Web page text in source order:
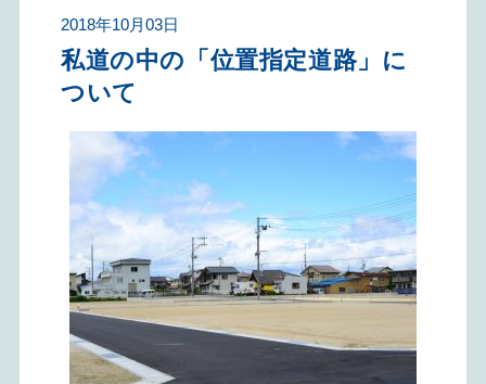
2018年10月03日
私道の中の「位置指定道路」に
ついて